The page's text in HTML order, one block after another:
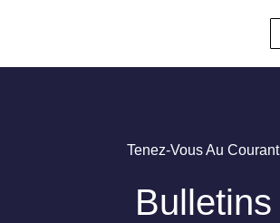
Tenez-Vous Au Courant
Bulletins